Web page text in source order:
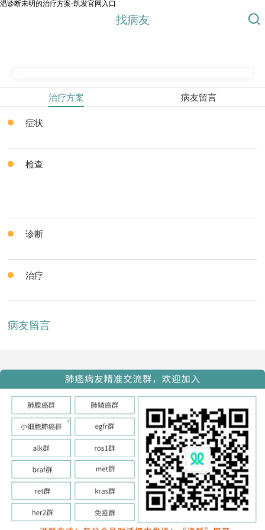
温诊断未明的治疗方案-凯发官网入口
找病友
治疗方案 病友留言
症状
检查
诊断
治疗
病友留言